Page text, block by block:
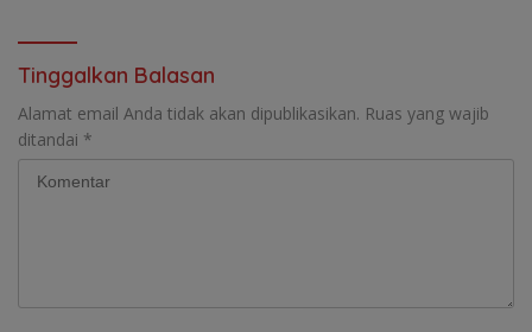
Tinggalkan Balasan
Alamat email Anda tidak akan dipublikasikan. Ruas yang wajib
ditandai *